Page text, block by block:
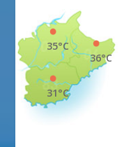
36°C
35°C
31°C